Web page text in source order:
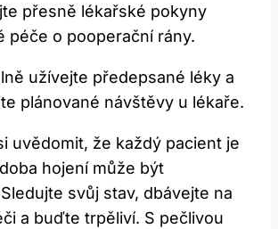
přesně lékařské pokyny
péče o pooperační rány.
užívejte předepsané léky a
plánované návštěvy u lékaře.
uvědomit, že každý pacient je
hojení může být
svůj ⁤stav, dbávejte ⁤na
a buďte trpěliví. S pečlivou